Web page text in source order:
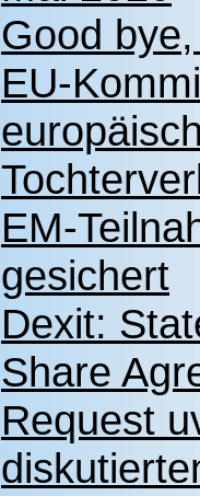
Good
EU-
EM-
gesichert
Dexit:
Share
Request